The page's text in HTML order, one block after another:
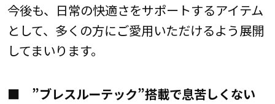
今後も、日常の快適さをサポートするアイテム
として、多くの方にご愛用いただけるよう展開
してまいります。
■ ”ブレスルーテック”搭載で息苦しくない